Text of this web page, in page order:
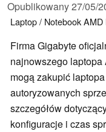
Opublikowany27/05/
Laptop / NotebookAMD
Firma Gigabyte
najnowszego
mogą zakupić
autoryzowanych
szczegółów
konfiguracje i czas